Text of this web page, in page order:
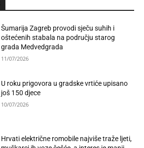
Šumarija Zagreb provodi sječu suhih i
oštećenih stabala na području starog
grada Medvedgrada
11/07/2026
U roku prigovora u gradske vrtiće upisano
još 150 djece
10/07/2026
Hrvati električne romobile najviše traže ljeti,